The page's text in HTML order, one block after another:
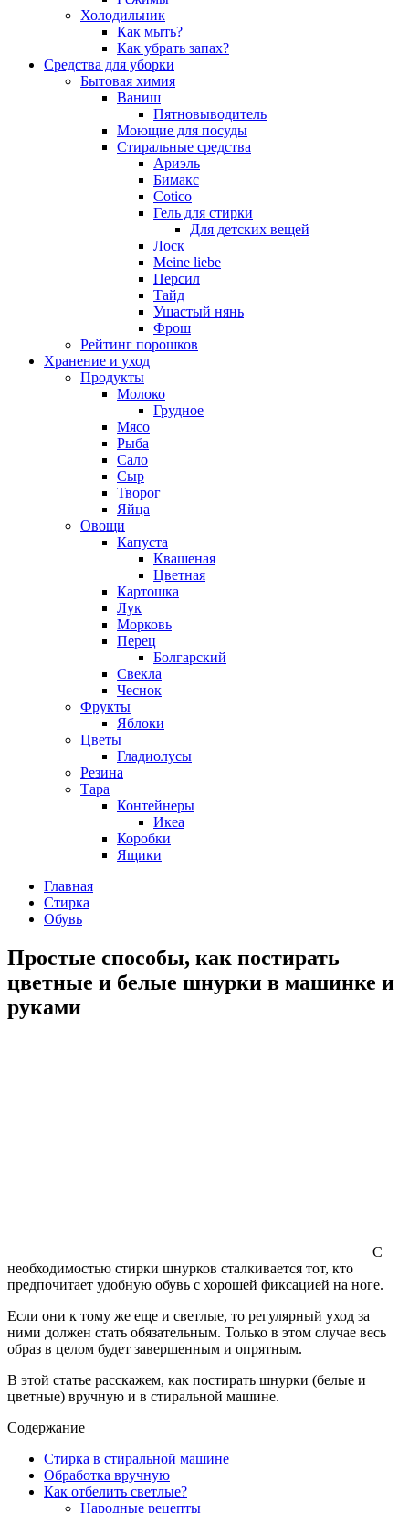
Холодильник
Как мыть?
Как убрать запах?
Средства для уборки
Бытовая химия
Ваниш
Пятновыводитель
Моющие для посуды
Стиральные средства
Ариэль
Бимакс
Cotico
Гель для стирки
Для детских вещей
Лоск
Meine liebe
Персил
Тайд
Ушастый нянь
Фрош
Рейтинг порошков
Хранение и уход
Продукты
Молоко
Грудное
Мясо
Рыба
Сало
Сыр
Творог
Яйца
Овощи
Капуста
Квашеная
Цветная
Картошка
Лук
Морковь
Перец
Болгарский
Свекла
Чеснок
Фрукты
Яблоки
Цветы
Гладиолусы
Резина
Тара
Контейнеры
Икеа
Коробки
Ящики
Главная
Стирка
Обувь
Простые способы, как постирать
цветные и белые шнурки в машинке и
руками
С
необходимостью стирки шнурков сталкивается тот, кто
предпочитает удобную обувь с хорошей фиксацией на ноге.
Если они к тому же еще и светлые, то регулярный уход за
ними должен стать обязательным. Только в этом случае весь
образ в целом будет завершенным и опрятным.
В этой статье расскажем, как постирать шнурки (белые и
цветные) вручную и в стиральной машине.
Содержание
Стирка в стиральной машине
Обработка вручную
Как отбелить светлые?
Народные рецепты